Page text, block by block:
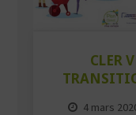
CLER
4 mars